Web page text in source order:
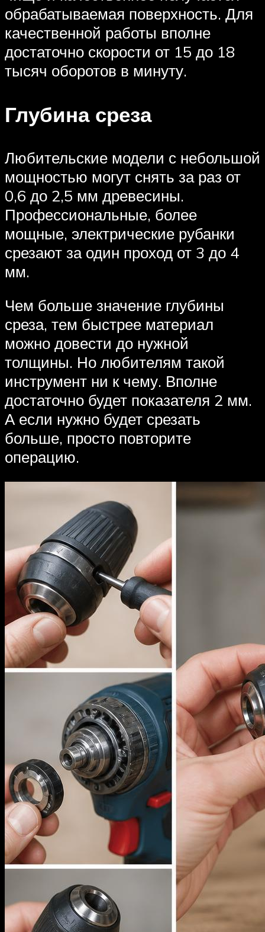
обрабатываемая поверхность. Для
качественной работы вполне
достаточно скорости от 15 до 18
тысяч оборотов в минуту.
Глубина среза
Любительские модели с небольшой
мощностью могут снять за раз от
0,6 до 2,5 мм древесины.
Профессиональные, более
мощные, электрические рубанки
срезают за один проход от 3 до 4
мм.
Чем больше значение глубины
среза, тем быстрее материал
можно довести до нужной
толщины. Но любителям такой
инструмент ни к чему. Вполне
достаточно будет показателя 2 мм.
А если нужно будет срезать
больше, просто повторите
операцию.